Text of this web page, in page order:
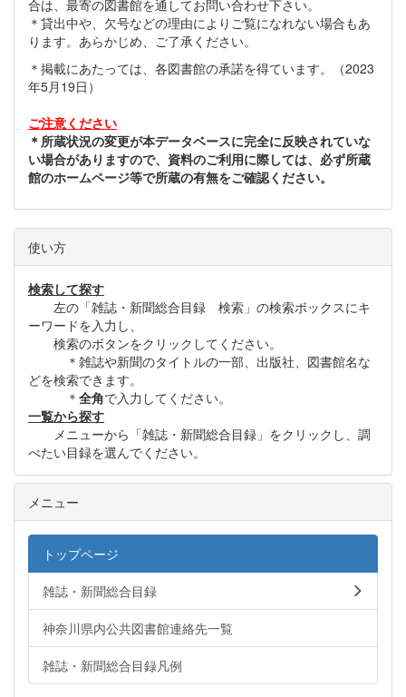
合は、最寄の図書館を通してお問い合わせ下さい。
＊貸出中や、欠号などの理由によりご覧になれない場合もあ
ります。あらかじめ、ご了承ください。
＊掲載にあたっては、各図書館の承諾を得ています。（2023
年5月19日）
ご注意ください
＊所蔵状況の変更が本データベースに完全に反映されていな
い場合がありますので、資料のご利用に際しては、必ず所蔵
館のホームページ等で所蔵の有無をご確認ください。
使い方
検索して探す
左の「雑誌・新聞総合目録 検索」の検索ボックスにキ
ーワードを入力し、
検索のボタンをクリックしてください。
＊雑誌や新聞のタイトルの一部、出版社、図書館名な
どを検索できます。
＊ 全角で入力してください。
一覧から探す
メニューから「雑誌・新聞総合目録」をクリックし、調
べたい目録を選んでください。
メニュー
トップページ
雑誌・新聞総合目録
神奈川県内公共図書館連絡先一覧
雑誌・新聞総合目録凡例